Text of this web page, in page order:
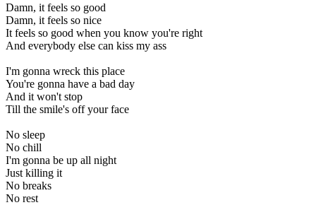
Damn, it feels so good
Damn, it feels so nice
It feels so good when you know you're right
And everybody else can kiss my ass
I'm gonna wreck this place
You're gonna have a bad day
And it won't stop
Till the smile's off your face
No sleep
No chill
I'm gonna be up all night
Just killing it
No breaks
No rest